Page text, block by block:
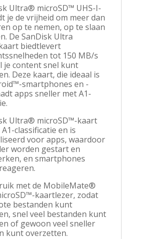
Ultra® microSD™ UHS-I-
je de vrijheid om meer dan
op te nemen, op te slaan
De SanDisk Ultra
biedtlevert
tot 150 MB/s
je content snel kunt
Deze kaart, die ideaal is
smartphones en -
apps sneller met A1-
Ultra® microSD™-kaart
classificatie en is
voor apps, waardoor
worden gestart en
en smartphones
met de MobileMate®
kaartlezer, zodat
bestanden kunt
snel veel bestanden kunt
of gewoon veel sneller
kunt overzetten.